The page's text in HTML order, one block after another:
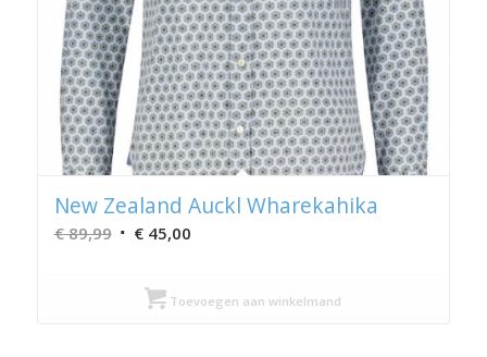
New Zealand Auckl Wharekahika
€89,99 Oorspronkelijke
was:
€ 89,99.
€45,00Huidige
€ 45,00.
Toevoegen aan winkelmand